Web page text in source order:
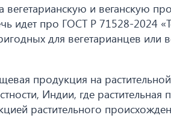
и веганскую
идет про ГОСТ Р 71528-2024
для вегетарианцев или
продукция на
Индии, где
растительного